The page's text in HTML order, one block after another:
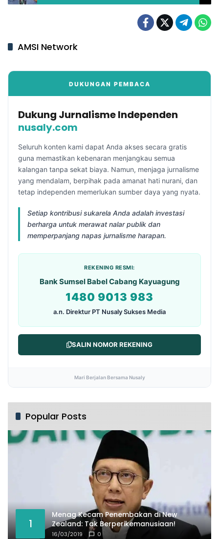
AMSI Network
DUKUNGAN PEMBACA
Dukung Jurnalisme Independen
nusaly.com
Seluruh konten kami dapat Anda akses secara gratis
guna memastikan kebenaran menjangkau semua
kalangan tanpa sekat biaya. Namun, menjaga jurnalisme
yang mendalam, berpihak pada amanat hati nurani, dan
tetap independen memerlukan sumber daya yang nyata.
Setiap kontribusi sukarela Anda adalah investasi
berharga untuk merawat nalar publik dan
memperpanjang napas jurnalisme harapan.
REKENING RESMI:
Bank Sumsel Babel Cabang Kayuagung
1480 9013 983
a.n. Direktur PT Nusaly Sukses Media
SALIN NOMOR REKENING
Mari Berjalan Bersama Nusaly
Popular Posts
1
Menag Kecam Penembakan di New
Zealand: Tak Berperikemanusiaan!
16/03/2019 0